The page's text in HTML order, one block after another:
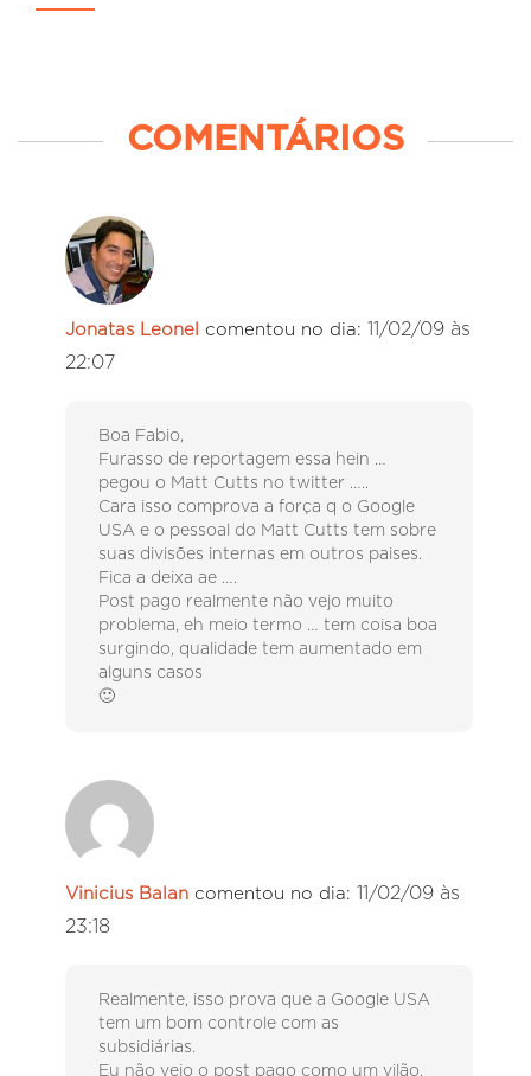
COMENTÁRIOS
Jonatas Leonel comentou no dia: 11/02/09 às
22:07
Boa Fabio,
Furasso de reportagem essa hein …
pegou o Matt Cutts no twitter …..
Cara isso comprova a força q o Google
USA e o pessoal do Matt Cutts tem sobre
suas divisões internas em outros paises.
Fica a deixa ae ….
Post pago realmente não vejo muito
problema, eh meio termo … tem coisa boa
surgindo, qualidade tem aumentado em
alguns casos
🙂
Vinicius Balan comentou no dia: 11/02/09 às
23:18
Realmente, isso prova que a Google USA
tem um bom controle com as
subsidiárias.
Eu não vejo o post pago como um vilão,